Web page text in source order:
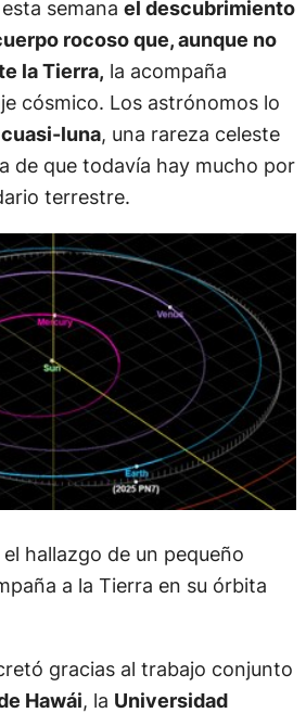
semana el descubrimiento
rocoso que, aunque no
la Tierra, la acompaña
cósmico. Los astrónomos lo
cuasi-luna, una rareza celeste
de que todavía hay mucho por
terrestre.
hallazgo de un pequeño
a la Tierra en su órbita
gracias al trabajo conjunto
Hawái, la Universidad